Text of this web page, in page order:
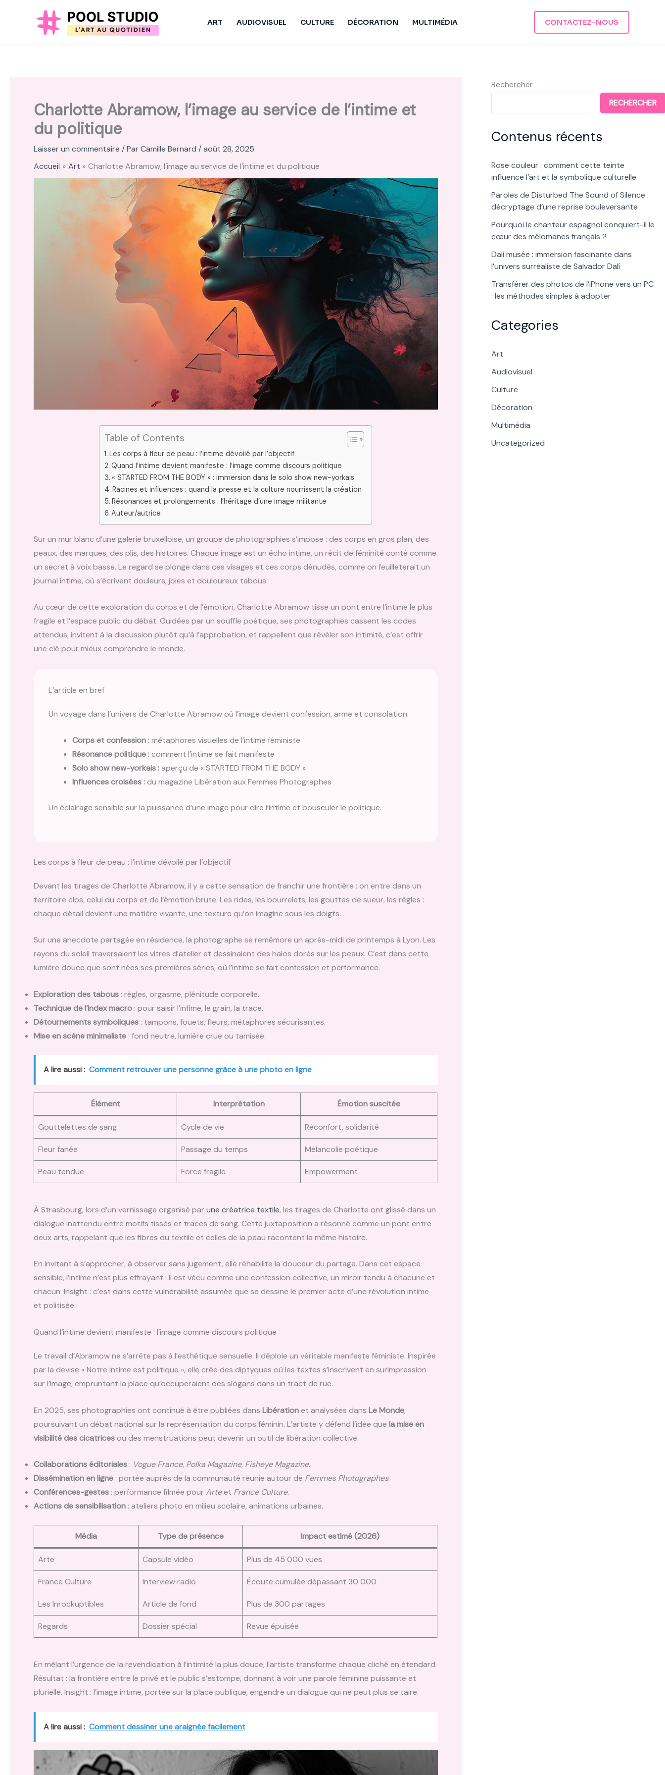
ART AUDIOVISUEL CULTURE DÉCORATION MULTIMÉDIA CONTACTEZ-NOUS
Charlotte Abramow, l’image au service de l’intime et
du politique
Laisser un commentaire / ParCamille Bernard /août 28, 2025
Accueil
Art Charlotte Abramow, l’image au service de l’intime et du politique
Table of Contents
Les corps à fleur de peau : l’intime dévoilé par l’objectif
Quand l’intime devient manifeste : l’image comme discours politique
« STARTED FROM THE BODY » : immersion dans le solo show new-yorkais
Racines et influences : quand la presse et la culture nourrissent la création
Résonances et prolongements : l’héritage d’une image militante
Auteur/autrice
Sur un mur blanc d’une galerie bruxelloise, un groupe de photographies s’impose : des corps en gros plan, des
peaux, des marques, des plis, des histoires. Chaque image est un écho intime, un récit de féminité conté comme
un secret à voix basse. Le regard se plonge dans ces visages et ces corps dénudés, comme on feuilleterait un
journal intime, où s’écrivent douleurs, joies et douloureux tabous.
Au cœur de cette exploration du corps et de l’émotion, Charlotte Abramow tisse un pont entre l’intime le plus
fragile et l’espace public du débat. Guidées par un souffle poétique, ses photographies cassent les codes
attendus, invitent à la discussion plutôt qu’à l’approbation, et rappellent que révéler son intimité, c’est offrir
une clé pour mieux comprendre le monde.
L’article en bref
Un voyage dans l’univers de Charlotte Abramow où l’image devient confession, arme et consolation.
Corps et confession :métaphores visuelles de l’intime féministe
Résonance politique :comment l’intime se fait manifeste
Solo show new-yorkais :aperçu de « STARTED FROM THE BODY »
Influences croisées :du magazine Libération aux Femmes Photographes
Un éclairage sensible sur la puissance d’une image pour dire l’intime et bousculer le politique.
Les corps à fleur de peau : l’intime dévoilé par l’objectif
Devant les tirages de Charlotte Abramow, il y a cette sensation de franchir une frontière : on entre dans un
territoire clos, celui du corps et de l’émotion brute. Les rides, les bourrelets, les gouttes de sueur, les règles :
chaque détail devient une matière vivante, une texture qu’on imagine sous les doigts.
Sur une anecdote partagée en résidence, la photographe se remémore un après-midi de printemps à Lyon. Les
rayons du soleil traversaient les vitres d’atelier et dessinaient des halos dorés sur les peaux. C’est dans cette
lumière douce que sont nées ses premières séries, où l’intime se fait confession et performance.
Exploration des tabous : règles, orgasme, plénitude corporelle.
Technique de l’index macro : pour saisir l’infime, le grain, la trace.
Détournements symboliques : tampons, fouets, fleurs, métaphores sécurisantes.
Mise en scène minimaliste : fond neutre, lumière crue ou tamisée.
A lire aussi : Comment retrouver une personne grâce à une photo en ligne
Élément Interprétation Émotion suscitée
Gouttelettes de sang Cycle de vie Réconfort, solidarité
Fleur fanée Passage du temps Mélancolie poétique
Peau tendue Force fragile Empowerment
À Strasbourg, lors d’un vernissage organisé parune créatrice textile, les tirages de Charlotte ont glissé dans un
dialogue inattendu entre motifs tissés et traces de sang. Cette juxtaposition a résonné comme un pont entre
deux arts, rappelant que les fibres du textile et celles de la peau racontent la même histoire.
En invitant à s’approcher, à observer sans jugement, elle réhabilite la douceur du partage. Dans cet espace
sensible, l’intime n’est plus effrayant : il est vécu comme une confession collective, un miroir tendu à chacune et
chacun. Insight : c’est dans cette vulnérabilité assumée que se dessine le premier acte d’une révolution intime
et politisée.
Quand l’intime devient manifeste : l’image comme discours politique
Le travail d’Abramow ne s’arrête pas à l’esthétique sensuelle. Il déploie un véritable manifeste féministe. Inspirée
par la devise « Notre intime est politique », elle crée des diptyques où les textes s’inscrivent en surimpression
sur l’image, empruntant la place qu’occuperaient des slogans dans un tract de rue.
En 2025, ses photographies ont continué à être publiées dans Libérationet analysées dans Le Monde,
poursuivant un débat national sur la représentation du corps féminin. L’artiste y défend l’idée que la mise en
visibilité des cicatricesou des menstruations peut devenir un outil de libération collective.
Collaborations éditoriales : Vogue France, Polka Magazine, Fisheye Magazine.
Dissémination en ligne : portée auprès de la communauté réunie autour de Femmes Photographes.
Conférences-gestes : performance filmée pourArteet France Culture.
Actions de sensibilisation : ateliers photo en milieu scolaire, animations urbaines.
Média Type de présence Impact estimé (2026)
Arte Capsule vidéo Plus de 45 000 vues
France Culture Interview radio Écoute cumulée dépassant 30 000
Les Inrockuptibles Article de fond Plus de 300 partages
Regards Dossier spécial Revue épuisée
En mêlant l’urgence de la revendication à l’intimité la plus douce, l’artiste transforme chaque cliché en étendard.
Résultat : la frontière entre le privé et le public s’estompe, donnant à voir une parole féminine puissante et
plurielle. Insight : l’image intime, portée sur la place publique, engendre un dialogue qui ne peut plus se taire.
A lire aussi : Comment dessiner une araignée facilement
Rechercher
RECHERCHER
Contenus récents
Rose couleur : comment cette teinte
influence l’art et la symbolique culturelle
Paroles de Disturbed The Sound of Silence :
décryptage d’une reprise bouleversante
Pourquoi le chanteur espagnol conquiert-il le
cœur des mélomanes français ?
Dali musée : immersion fascinante dans
l’univers surréaliste de Salvador Dalí
Transférer des photos de l’iPhone vers un PC
: les méthodes simples à adopter
Categories
Art
Audiovisuel
Culture
Décoration
Multimédia
Uncategorized